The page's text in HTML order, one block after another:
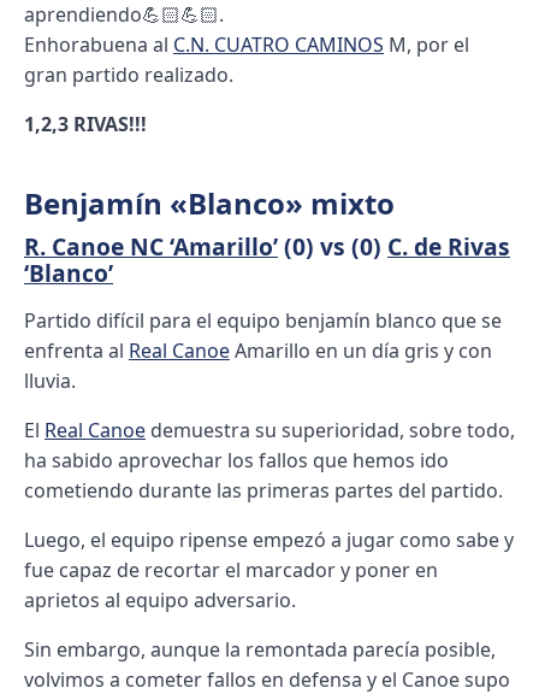
aprendiendo💪🏻💪🏻.
Enhorabuena al C.N. CUATRO CAMINOS M, por el
gran partido realizado.
1,2,3 RIVAS!!!
Benjamín «Blanco» mixto
R. Canoe NC ‘Amarillo’(0) vs (0) C. de Rivas
‘Blanco’
Partido difícil para el equipo benjamín blanco que se
enfrenta al Real CanoeAmarillo en un día gris y con
lluvia.
El Real Canoe demuestra su superioridad, sobre todo,
ha sabido aprovechar los fallos que hemos ido
cometiendo durante las primeras partes del partido.
Luego, el equipo ripense empezó a jugar como sabe y
fue capaz de recortar el marcador y poner en
aprietos al equipo adversario.
Sin embargo, aunque la remontada parecía posible,
volvimos a cometer fallos en defensa y el Canoe supo